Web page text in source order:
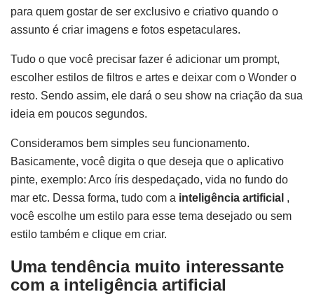
para quem gostar de ser exclusivo e criativo quando o
assunto é criar imagens e fotos espetaculares.
Tudo o que você precisar fazer é adicionar um prompt,
escolher estilos de filtros e artes e deixar com o Wonder o
resto. Sendo assim, ele dará o seu show na criação da sua
ideia em poucos segundos.
Consideramos bem simples seu funcionamento.
Basicamente, você digita o que deseja que o aplicativo
pinte, exemplo: Arco íris despedaçado, vida no fundo do
mar etc. Dessa forma, tudo com a inteligência artificial ,
você escolhe um estilo para esse tema desejado ou sem
estilo também e clique em criar.
Uma tendência muito interessante
com a inteligência artificial